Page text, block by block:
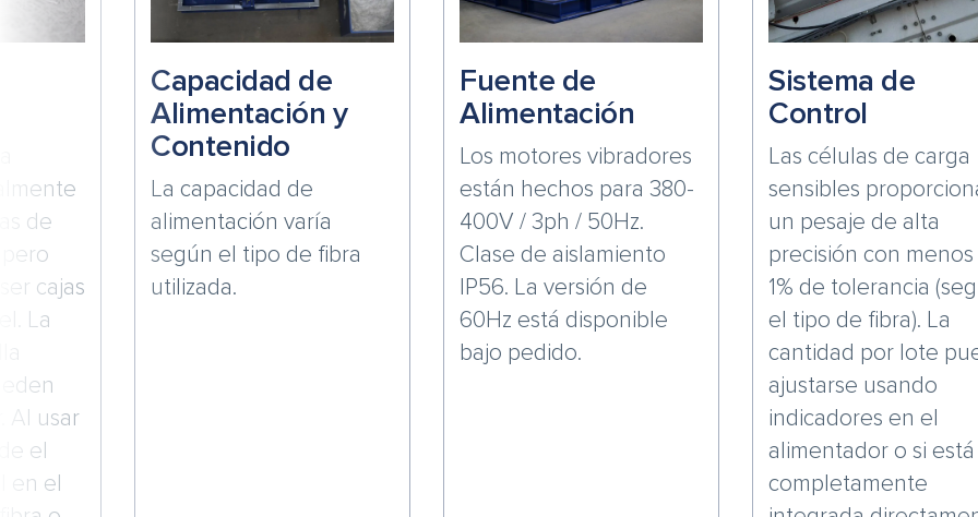
de
cajas
La
Al usar
el
en el
Capacidad de
Alimentación y
Contenido
La capacidad de
alimentación varía
según el tipo de fibra
utilizada.
Fuente de
Alimentación
Los motores vibradores
están hechos para 380-
400V / 3ph / 50Hz.
Clase de aislamiento
IP56. La versión de
60Hz está disponible
bajo pedido.
Sistema de
Control
Las células de carga
sensibles
un pesaje de alta
precisión con
1% de tolerancia
el tipo de fibra). La
cantidad por lote
ajustarse usando
indicadores en el
alimentador o si está
completamente